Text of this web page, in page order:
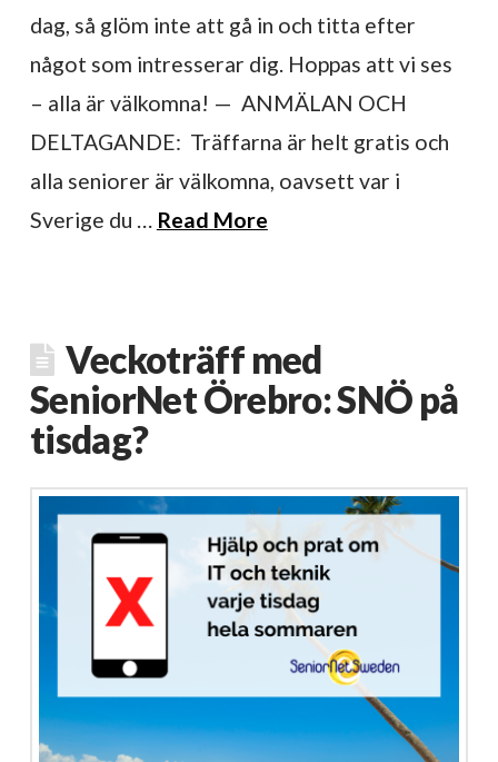
dag, så glöm inte att gå in och titta efter
något som intresserar dig. Hoppas att vi ses
– alla är välkomna! — ANMÄLAN OCH
DELTAGANDE: Träffarna är helt gratis och
alla seniorer är välkomna, oavsett var i
Sverige du … Read More
Veckoträff med
SeniorNet Örebro: SNÖ på
tisdag?